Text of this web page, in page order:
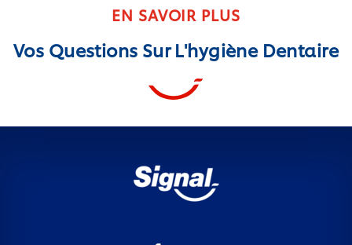
EN SAVOIR PLUS
Vos Questions Sur L'hygiène Dentaire